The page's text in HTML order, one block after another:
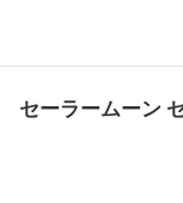
セーラームーン